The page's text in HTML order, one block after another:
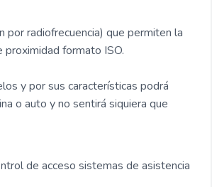
por radiofrecuencia) que permiten la
formato ISO.
y por sus características podrá
o auto y no sentirá siquiera que
de acceso sistemas de asistencia